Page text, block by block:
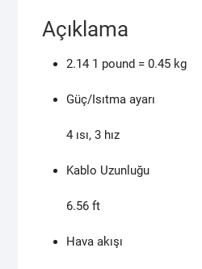
Açıklama
2.14 1 pound = 0.45 kg
Güç/Isıtma ayarı
4 ısı, 3 hız
Kablo Uzunluğu
6.56 ft
Hava akışı